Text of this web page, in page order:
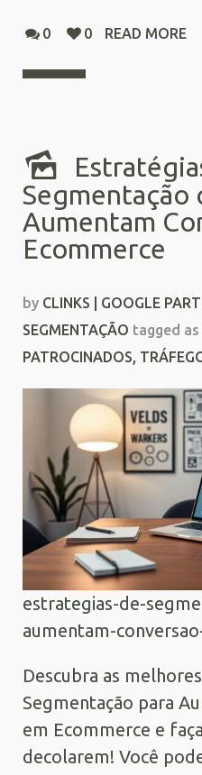
0 0 READ MORE
Segmentação
Aumentam
Ecommerce
by CLINKS | GOOGLE
SEGMENTAÇÃO tagged as
PATROCINADOS,
estrategias-de-
aumentam-
Descubra as
Segmentação para
em Ecommerce e
decolarem! Você